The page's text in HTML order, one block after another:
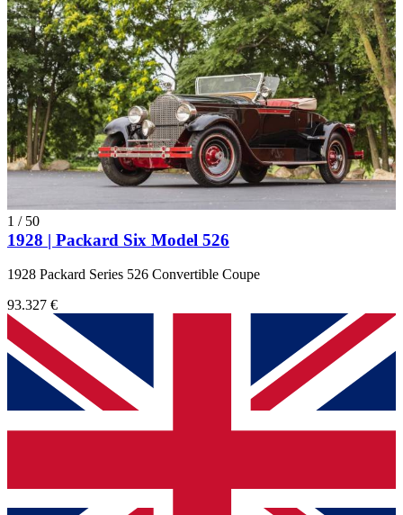
1 / 50
1928 | Packard Six Model 526
1928 Packard Series 526 Convertible Coupe
93.327 €